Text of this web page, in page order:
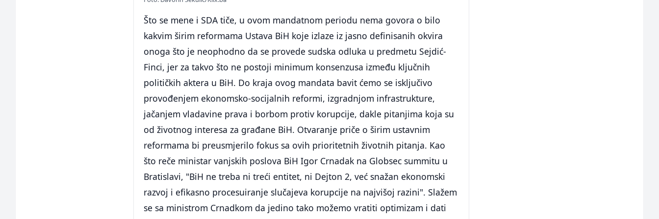
Što se mene i SDA tiče, u ovom mandatnom periodu nema govora o bilo
kakvim širim reformama Ustava BiH koje izlaze iz jasno definisanih okvira
onoga što je neophodno da se provede sudska odluka u predmetu Sejdić-
Finci, jer za takvo što ne postoji minimum konsenzusa između ključnih
političkih aktera u BiH. Do kraja ovog mandata bavit ćemo se isključivo
provođenjem ekonomsko-socijalnih reformi, izgradnjom infrastrukture,
jačanjem vladavine prava i borbom protiv korupcije, dakle pitanjima koja su
od životnog interesa za građane BiH. Otvaranje priče o širim ustavnim
reformama bi preusmjerilo fokus sa ovih prioritetnih životnih pitanja. Kao
što reče ministar vanjskih poslova BiH Igor Crnadak na Globsec summitu u
Bratislavi, "BiH ne treba ni treći entitet, ni Dejton 2, već snažan ekonomski
razvoj i efikasno procesuiranje slučajeva korupcije na najvišoj razini". Slažem
se sa ministrom Crnadkom da jedino tako možemo vratiti optimizam i dati